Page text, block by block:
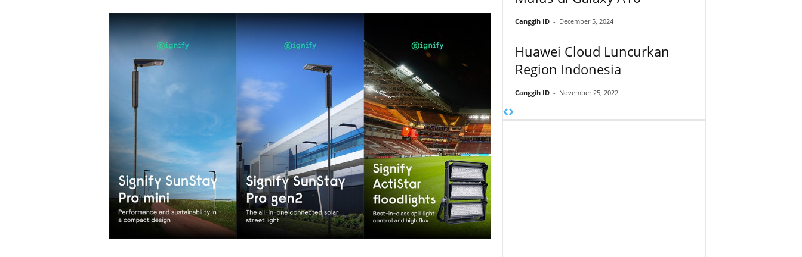
Canggih ID - December 5, 2024
Huawei Cloud Luncurkan
Region Indonesia
Canggih ID - November 25, 2022